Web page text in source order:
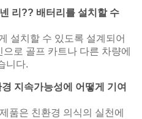
리?? 배터리를 설치할 수
설치할 수 있도록 설계되어
로 골프 카트나 다른 차량에
니다.
지속가능성에 어떻게 기여
품은 친환경 의식의 실천에